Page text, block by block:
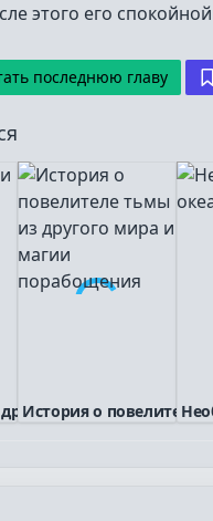
этого его
последнюю главу
История о повелител...